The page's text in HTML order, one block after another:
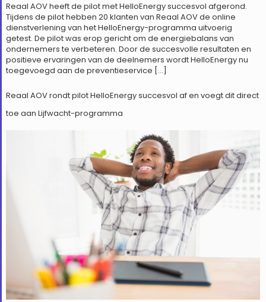
Reaal AOV heeft de pilot met HelloEnergy succesvol afgerond.
Tijdens de pilot hebben 20 klanten van Reaal AOV de online
dienstverlening van het HelloEnergy-programma uitvoerig
getest. De pilot was erop gericht om de energiebalans van
ondernemers te verbeteren. Door de succesvolle resultaten en
positieve ervaringen van de deelnemers wordt HelloEnergy nu
toegevoegd aan de preventieservice […]
Reaal AOV rondt pilot HelloEnergy succesvol af en voegt dit direct
toe aan Lijfwacht-programma